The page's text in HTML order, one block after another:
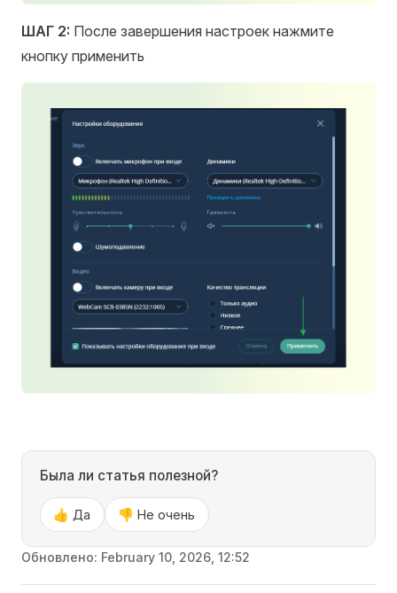
ШАГ 2: После завершения настроек нажмите
кнопку применить
Была ли статья полезной?
👍 Да 👎 Не очень
Обновлено: February 10, 2026, 12:52